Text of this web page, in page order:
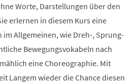
Worte, Darstellungen über den
erlernen in diesem Kurs eine
im Allgemeinen, wie Dreh-, Sprung-
Bewegungsvokabeln nach
eine Choreographie. Mit
Langem wieder die Chance diesen